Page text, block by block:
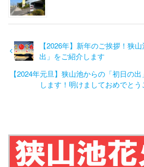
【2026年】新年のご挨拶！狭
出」をご紹介します
【2024年元旦】狭山池からの「初日の
します！明けましておめでと